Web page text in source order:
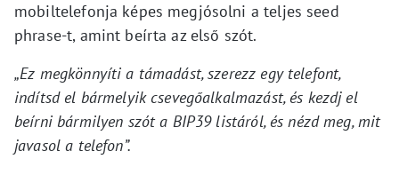
mobiltelefonja képes megjósolni a teljes seed
phrase-t, amint beírta az első szót.
„Ez megkönnyíti a támadást, szerezz egy telefont,
indítsd el bármelyik csevegőalkalmazást, és kezdj el
beírni bármilyen szót a BIP39 listáról, és nézd meg, mit
javasol a telefon”.